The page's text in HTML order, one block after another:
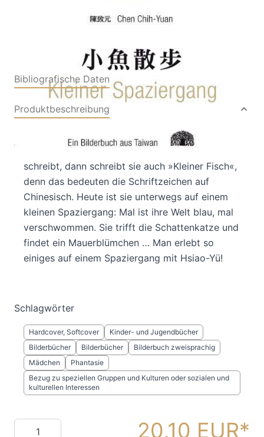
ISBN: 978-3-
Bibliografische Daten
Produktbeschreibung
Hsiao-Yü lebt in Taiwan. Dort spricht man
Chinesisch und wenn Hsiao-Yü ihren Namen
schreibt, dann schreibt sie auch »Kleiner Fisch«,
denn das bedeuten die Schriftzeichen auf
Chinesisch. Heute ist sie unterwegs auf einem
kleinen Spaziergang: Mal ist ihre Welt blau, mal
verschwommen. Sie trifft die Schattenkatze und
findet ein Mauerblümchen … Man erlebt so
einiges auf einem Spaziergang mit Hsiao-Yü!
Schlagwörter
Hardcover, Softcover
Kinder- und Jugendbücher
Bilderbücher
Bilderbücher
Bilderbuch zweisprachig
Mädchen
Phantasie
Bezug zu speziellen Gruppen und Kulturen oder sozialen und
kulturellen Interessen
Menge 20,10 EUR